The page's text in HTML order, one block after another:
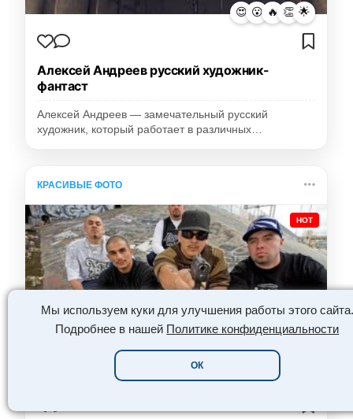
Мы используем куки для улучшения работы этого сайта.
Подробнее в нашей Политике конфиденциальности
ОК
😍 😮 🔥 👏 🌟
Алексей Андреев русский художник-
фантаст
Алексей Андреев — замечательный русский
художник, который работает в различных…
КРАСИВЫЕ ФОТО
HOT
🔥